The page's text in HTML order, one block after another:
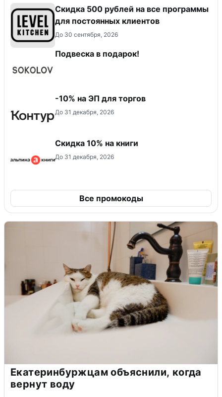
Скидка 500 рублей на все программы
для постоянных клиентов
До 30 сентября, 2026
Подвеска в подарок!
-10% на ЭП для торгов
До 31 декабря, 2026
Скидка 10% на книги
До 31 декабря, 2026
Все промокоды
Екатеринбуржцам объяснили, когда
вернут воду